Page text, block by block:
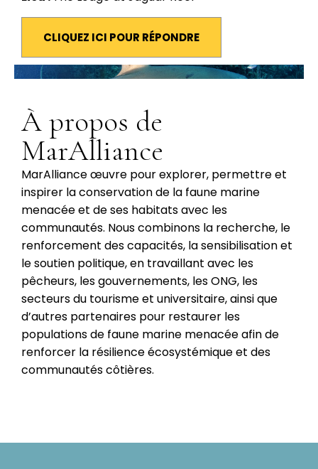
CLIQUEZ ICI POUR RÉPONDRE
À propos de
MarAlliance
MarAlliance œuvre pour explorer, permettre et
inspirer la conservation de la faune marine
menacée et de ses habitats avec les
communautés. Nous combinons la recherche, le
renforcement des capacités, la sensibilisation et
le soutien politique, en travaillant avec les
pêcheurs, les gouvernements, les ONG, les
secteurs du tourisme et universitaire, ainsi que
d’autres partenaires pour restaurer les
populations de faune marine menacée afin de
renforcer la résilience écosystémique et des
communautés côtières.